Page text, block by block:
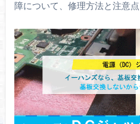
障について、修理方法と注意